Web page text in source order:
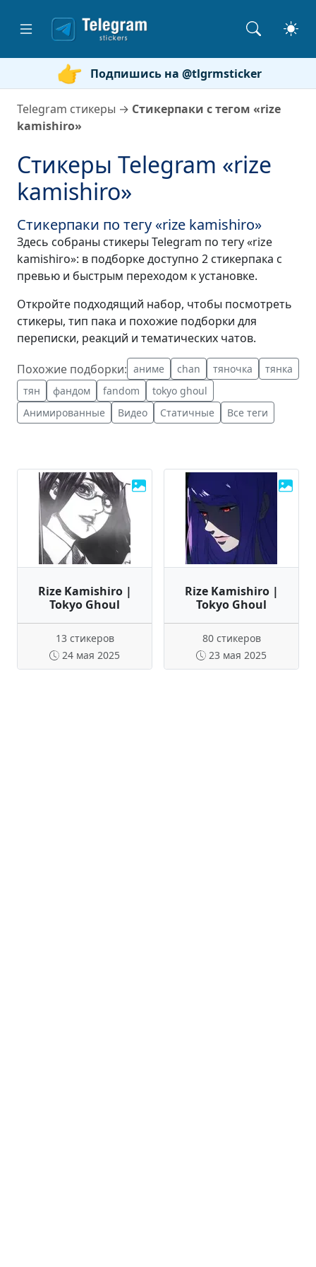
Подпишись на @tlgrmsticker
Telegram стикеры → Стикерпаки с тегом «rize
kamishiro»
Стикеры Telegram «rize
kamishiro»
Стикерпаки по тегу «rize kamishiro»
Здесь собраны стикеры Telegram по тегу «rize
kamishiro»: в подборке доступно 2 стикерпака с
превью и быстрым переходом к установке.
Откройте подходящий набор, чтобы посмотреть
стикеры, тип пака и похожие подборки для
переписки, реакций и тематических чатов.
Похожие подборки: аниме chan тяночка
тянка
тян
фандом fandom
tokyo ghoul
Анимированные
Видео Статичные Все теги
Rize Kamishiro |
Tokyo Ghoul
13 стикеров
24 мая 2025
Rize Kamishiro |
Tokyo Ghoul
80 стикеров
23 мая 2025